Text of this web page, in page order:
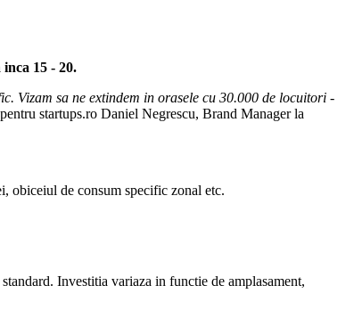
15 - 20.
Vizam sa ne extindem in orasele cu 30.000 de locuitori -
startups.ro Daniel Negrescu, Brand Manager la
obiceiul de consum specific zonal etc.
Investitia variaza in functie de amplasament,